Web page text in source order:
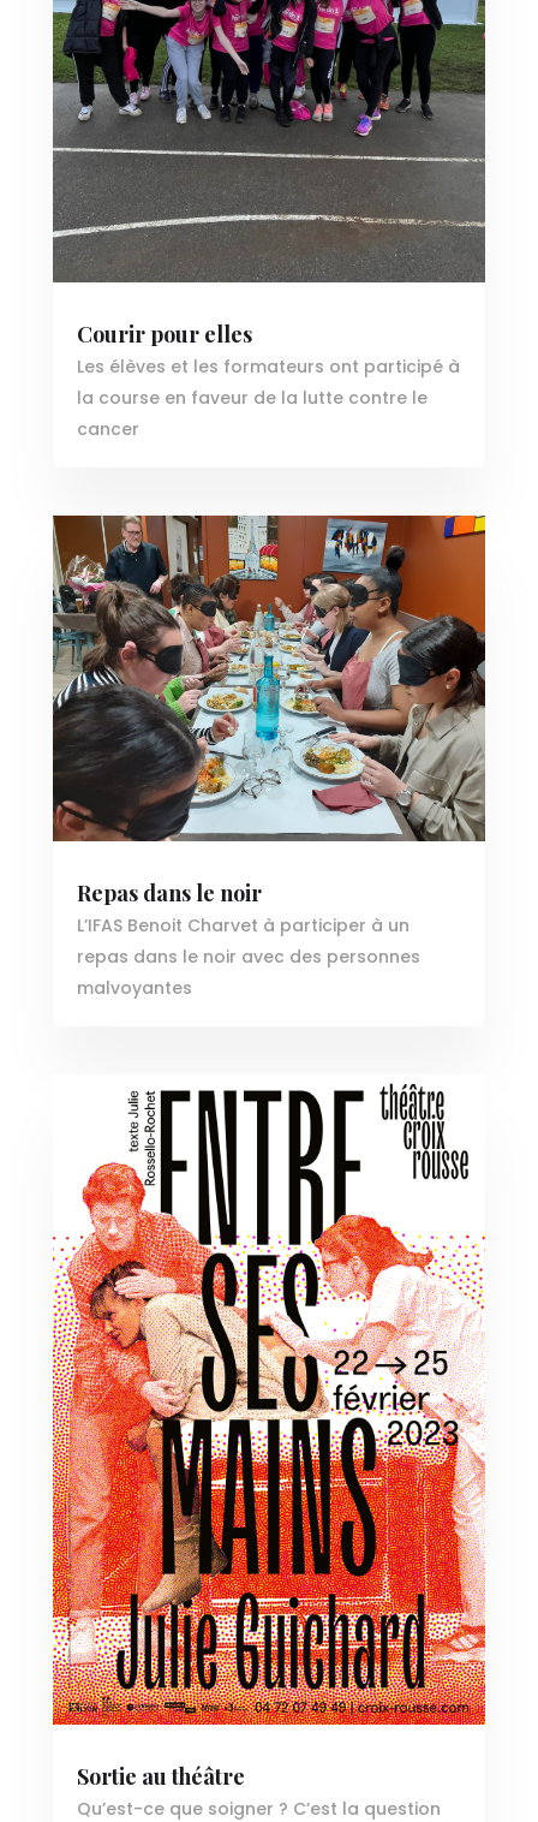
Courir pour elles
Les élèves et les formateurs ont participé à
la course en faveur de la lutte contre le
cancer
Repas dans le noir
L’IFAS Benoit Charvet à participer à un
repas dans le noir avec des personnes
malvoyantes
Sortie au théâtre
Qu’est-ce que soigner ? C’est la question